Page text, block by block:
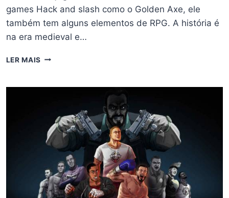
games Hack and slash como o Golden Axe, ele
também tem alguns elementos de RPG. A história é
na era medieval e…
LER MAIS ANÁLISE
O
DEUSES